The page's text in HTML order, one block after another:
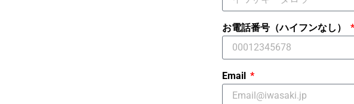
お電話番号（ハイフンなし）
Email